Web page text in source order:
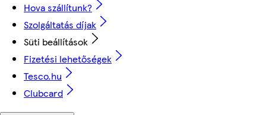
Hova szállítunk?
Szolgáltatás díjak
Süti beállítások
Fizetési lehetőségek
Tesco.hu
Clubcard